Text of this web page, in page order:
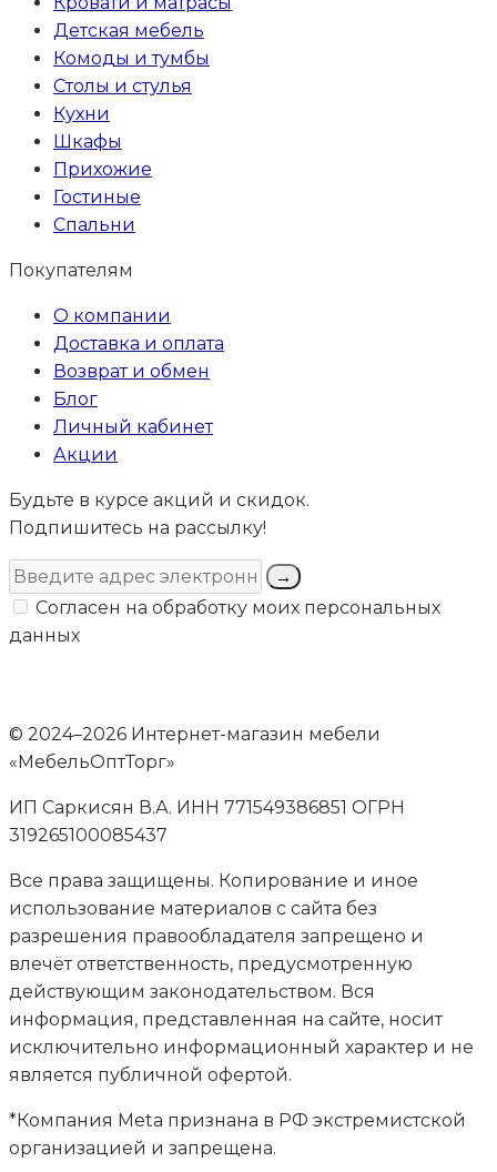
Детская мебель
Комоды и тумбы
Столы и стулья
Кухни
Шкафы
Прихожие
Гостиные
Спальни
Покупателям
О компании
Доставка и оплата
Возврат и обмен
Блог
Личный кабинет
Акции
Будьте в курсе акций и скидок.
Подпишитесь на рассылку!
→
Согласен на обработку моих персональных
данных
© 2024–2026 Интернет-магазин мебели
«МебельОптТорг»
ИП Саркисян В.А. ИНН 771549386851 ОГРН
319265100085437
Все права защищены. Копирование и иное
использование материалов с сайта без
разрешения правообладателя запрещено и
влечёт ответственность, предусмотренную
действующим законодательством. Вся
информация, представленная на сайте, носит
исключительно информационный характер и не
является публичной офертой.
*Компания Meta признана в РФ экстремистской
организацией и запрещена.